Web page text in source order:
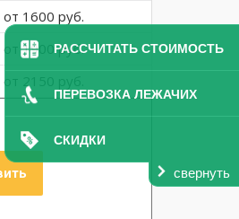
РАССЧИТАТЬ СТОИМОСТЬ
ПЕРЕВОЗКА ЛЕЖАЧИХ
СКИДКИ
свернуть
от 1600 руб.
от 1900 руб.
от 2150 руб.